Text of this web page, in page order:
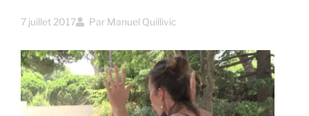
7 juillet 2017 Par Manuel Quillivic